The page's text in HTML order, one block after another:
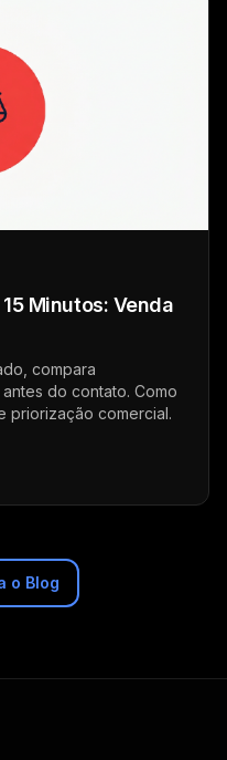
Minutos: Venda
compara
do contato. Como
priorização comercial.
o Blog